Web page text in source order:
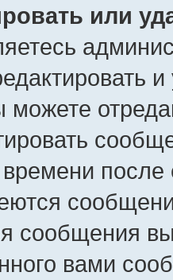
или
времени
сообщения
вами